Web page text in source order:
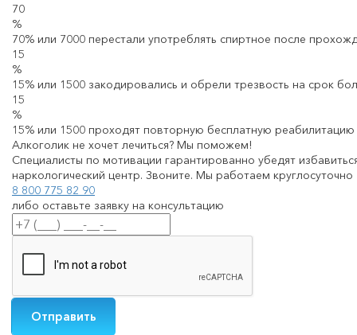
70
%
70% или 7000 перестали употреблять спиртное после
15
%
15% или 1500 закодировались и обрели трезвость на срок
15
%
15% или 1500 проходят повторную бесплатную
Алкоголик не хочет лечиться? Мы поможем!
Специалисты по мотивации гарантированно убедят
наркологический центр. Звоните. Мы работаем круглосуточно
8 800 775 82 90
либо оставьте заявку на консультацию